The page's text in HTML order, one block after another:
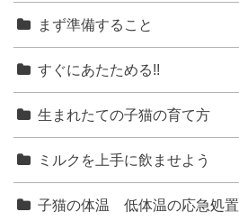
まず準備すること
すぐにあたためる!!
生まれたての子猫の育て方
ミルクを上手に飲ませよう
子猫の体温 低体温の応急処置